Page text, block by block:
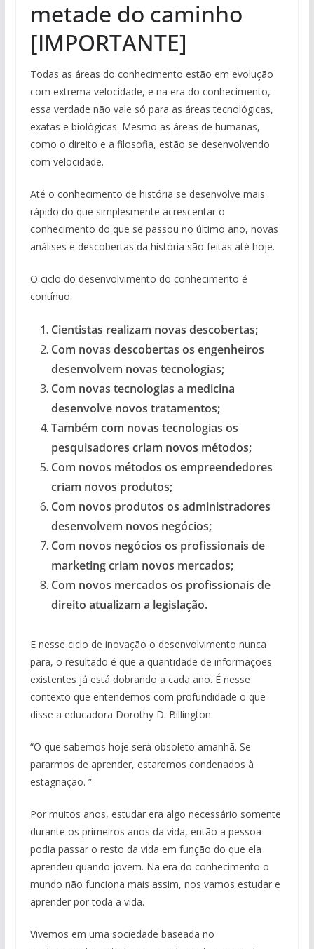
metade do caminho
[IMPORTANTE]
Todas as áreas do conhecimento estão em evolução
com extrema velocidade, e na era do conhecimento,
essa verdade não vale só para as áreas tecnológicas,
exatas e biológicas. Mesmo as áreas de humanas,
como o direito e a filosofia, estão se desenvolvendo
com velocidade.
Até o conhecimento de história se desenvolve mais
rápido do que simplesmente acrescentar o
conhecimento do que se passou no último ano, novas
análises e descobertas da história são feitas até hoje.
O ciclo do desenvolvimento do conhecimento é
contínuo.
Cientistas realizam novas descobertas;
Com novas descobertas os engenheiros
desenvolvem novas tecnologias;
Com novas tecnologias a medicina
desenvolve novos tratamentos;
Também com novas tecnologias os
pesquisadores criam novos métodos;
Com novos métodos os empreendedores
criam novos produtos;
Com novos produtos os administradores
desenvolvem novos negócios;
Com novos negócios os profissionais de
marketing criam novos mercados;
Com novos mercados os profissionais de
direito atualizam a legislação.
E nesse ciclo de inovação o desenvolvimento nunca
para, o resultado é que a quantidade de informações
existentes já está dobrando a cada ano. É nesse
contexto que entendemos com profundidade o que
disse a educadora Dorothy D. Billington:
“O que sabemos hoje será obsoleto amanhã. Se
pararmos de aprender, estaremos condenados à
estagnação. ”
Por muitos anos, estudar era algo necessário somente
durante os primeiros anos da vida, então a pessoa
podia passar o resto da vida em função do que ela
aprendeu quando jovem. Na era do conhecimento o
mundo não funciona mais assim, nos vamos estudar e
aprender por toda a vida.
Vivemos em uma sociedade baseada no